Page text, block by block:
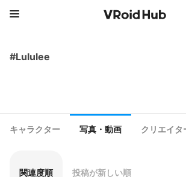
#Lululee
キャラクター 写真・動画 クリエイタ
関連度順 投稿が新しい順